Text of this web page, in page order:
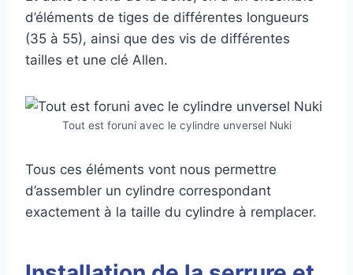
d’éléments de tiges de différentes longueurs
(35 à 55), ainsi que des vis de différentes
tailles et une clé Allen.
Tout est foruni avec le cylindre unversel Nuki
Tous ces éléments vont nous permettre
d’assembler un cylindre correspondant
exactement à la taille du cylindre à remplacer.